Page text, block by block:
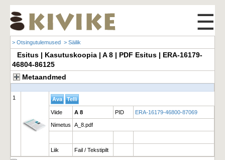
☰
> Otsingutulemused > Säilik
Esitus | Kasutuskoopia | A 8 | PDF Esitus | ERA-16179-
46804-86125
Metaandmed
1
Viide A 8 PID ERA-16179-46800-87069
Nimetus A_8.pdf
Liik Fail / Tekstipilt